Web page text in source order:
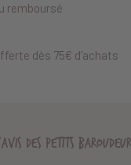
remboursé
dès 75€ d’achats
DES PETITS